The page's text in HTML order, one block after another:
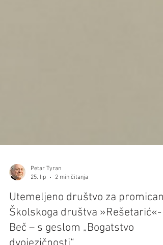
Petar Tyran
25. lip
2 min čitanja
Utemeljeno društvo za
Školskoga društva »Rešetarić«-